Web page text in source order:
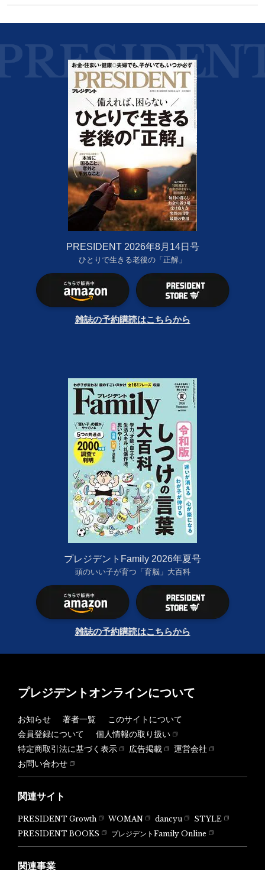
PRESIDENT 2026年8月14日号
ひとりで生きる老後の「正解」
雑誌の予約購読はこちらから
プレジデントFamily 2026年夏号
頭のいい子が育つ「育脳」大百科
雑誌の予約購読はこちらから
プレジデントオンラインについて
お知らせ 著者一覧
このサイトについて
会員登録について
個人情報の取り扱い
特定商取引法に基づく表示
広告掲載
運営会社
お問い合わせ
関連サイト
PRESIDENT Growth WOMAN dancyu
STYLE
PRESIDENT BOOKS
プレジデントFamily Online
関連事業